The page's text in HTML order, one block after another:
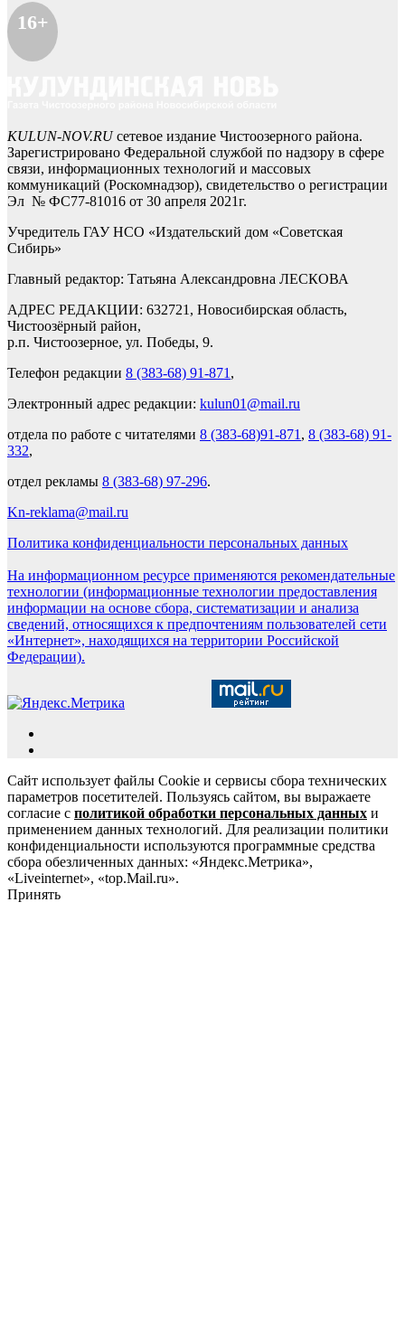
16+
KULUN-NOV.RUсетевое издание Чистоозерного района.
Зарегистрировано Федеральной службой по надзору в сфере
связи, информационных технологий и массовых
коммуникаций (Роскомнадзор), свидетельство о регистрации
Эл № ФС77-81016 от 30 апреля 2021г.
Учредитель ГАУ НСО «Издательский дом «Советская
Сибирь»
Главный редактор: Татьяна Александровна ЛЕСКОВА
АДРЕС РЕДАКЦИИ: 632721, Новосибирская область,
Чистоозёрный район,
р.п. Чистоозерное, ул. Победы, 9.
Телефон редакции 8 (383-68) 91-871 ,
Электронный адрес редакции: kulun01@mail.ru
отдела по работе с читателями 8 (383-68)91-871 , 8 (383-68) 91-
332,
отдел рекламы 8 (383-68) 97-296.
Kn-reklama@mail.ru
Политика конфиденциальности персональных данных
На информационном ресурсе применяются рекомендательные
технологии (информационные технологии предоставления
информации на основе сбора, систематизации и анализа
сведений, относящихся к предпочтениям пользователей сети
«Интернет», находящихся на территории Российской
Федерации).
Сайт использует файлы Cookie и сервисы сбора технических
параметров посетителей. Пользуясь сайтом, вы выражаете
согласие с политикой обработки персональных данных и
применением данных технологий. Для реализации политики
конфиденциальности используются программные средства
сбора обезличенных данных: «Яндекс.Метрика»,
«Liveinternet», «top.Mail.ru».
Принять